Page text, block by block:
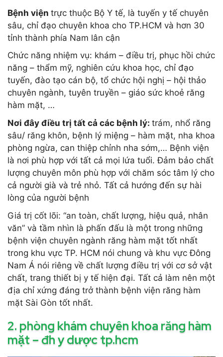
Bệnh viện trực thuộc Bộ Y tế, là tuyến y tế chuyên
sâu, chỉ đạo chuyên khoa cho TP.HCM và hơn 30
tỉnh thành phía Nam lân cận
Chức năng nhiệm vụ: khám – điều trị, phục hồi chức
năng – thẩm mỹ, nghiên cứu khoa học, chỉ đạo
tuyến, đào tạo cán bộ, tổ chức hội nghị – hội thảo
chuyên ngành, tuyên truyền – giáo sức khoẻ răng
hàm mặt, …
Nơi đây điều trị tất cả các bệnh lý: trám, nhổ răng
sâu/ răng khôn, bệnh lý miệng – hàm mặt, nha khoa
phòng ngừa, can thiệp chỉnh nha sớm,… Bệnh viện
là nơi phù hợp với tất cả mọi lứa tuổi. Đảm bảo chất
lượng chuyên môn phù hợp với chăm sóc tâm lý cho
cả người già và trẻ nhỏ. Tất cả hướng đến sự hài
lòng của người bệnh
Giá trị cốt lõi: “an toàn, chất lượng, hiệu quả, nhân
văn” và tầm nhìn là phấn đấu là một trong những
bệnh viện chuyên ngành răng hàm mặt tốt nhất
trong khu vực TP. HCM nói chung và khu vực Đông
Nam Á nói riêng về chất lượng điều trị với cơ sở vật
chất, trang thiết bị y tế hiện đại. Tất cả làm nên một
địa chỉ xứng đáng trở thành bệnh viện răng hàm
mặt Sài Gòn tốt nhất.
2. phòng khám chuyên khoa răng hàm
mặt – đh y dược tp.hcm